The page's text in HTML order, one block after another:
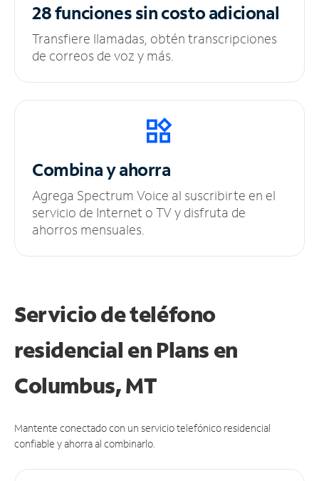
28 funciones sincosto adicional
Transfiere llamadas, obtén transcripciones
de correos de voz y más.
Combina y ahorra
Agrega Spectrum Voice al suscribirte en el
servicio de Internet o TV y disfruta de
ahorros mensuales.
Servicio de teléfono
residencial en Plans en
Columbus, MT
Mantente conectado con un servicio telefónico residencial
confiable y ahorra al combinarlo.